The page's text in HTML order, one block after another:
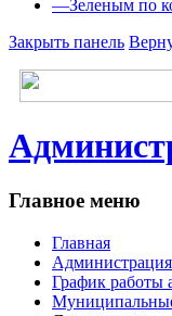
—Зеленым по
Закрыть панель
Главное меню
Главная
Администрация
График работы